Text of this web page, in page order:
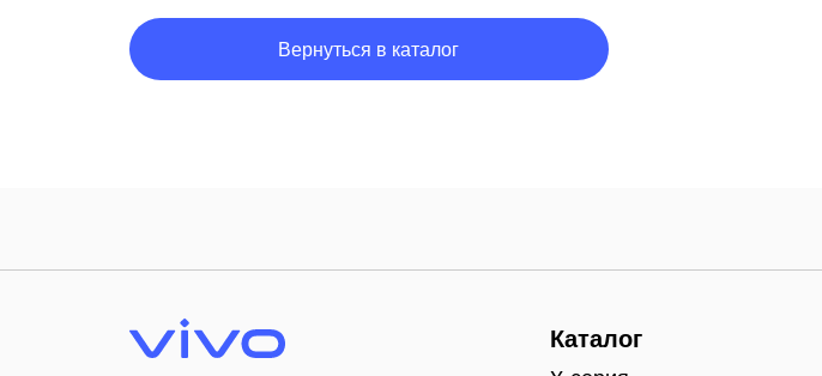
Вернуться в каталог
Каталог